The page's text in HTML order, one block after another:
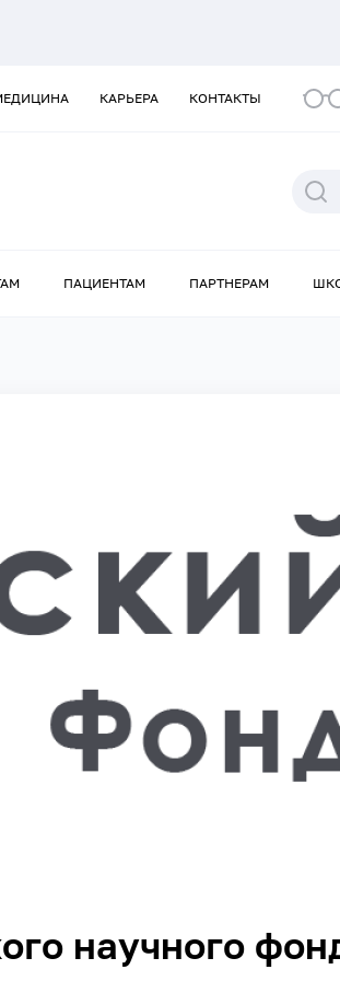
КАРЬЕРА КОНТАКТЫ
ПАЦИЕНТАМ ПАРТНЕРАМ
научного